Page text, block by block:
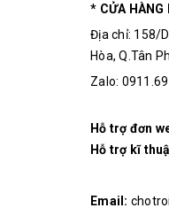
* CỬA HÀNG
Địa chỉ: 158/
Hòa, Q.Tân
Zalo:
Hỗ trợ đơn
Hỗ trợ kĩ
Email: